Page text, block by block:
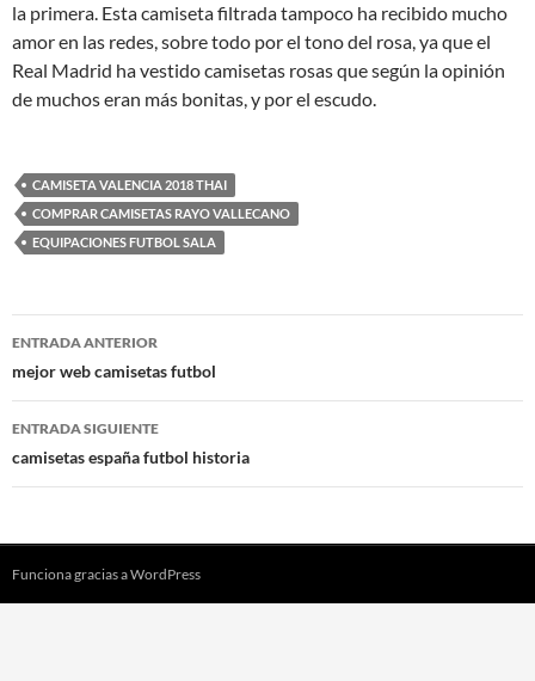
la primera. Esta camiseta filtrada tampoco ha recibido mucho
amor en las redes, sobre todo por el tono del rosa, ya que el
Real Madrid ha vestido camisetas rosas que según la opinión
de muchos eran más bonitas, y por el escudo.
CAMISETA VALENCIA 2018 THAI
COMPRAR CAMISETAS RAYO VALLECANO
EQUIPACIONES FUTBOL SALA
Navegación
de
entradas
ENTRADA ANTERIOR
mejor web camisetas futbol
ENTRADA SIGUIENTE
camisetas españa futbol historia
Funciona gracias a WordPress